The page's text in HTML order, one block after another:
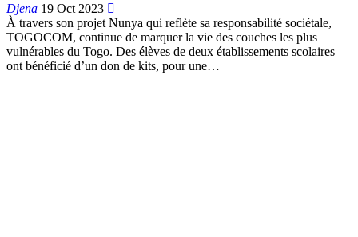
Djena 19 Oct 2023
À travers son projet Nunya qui reflète sa responsabilité sociétale,
TOGOCOM, continue de marquer la vie des couches les plus
vulnérables du Togo. Des élèves de deux établissements scolaires
ont bénéficié d’un don de kits, pour une…